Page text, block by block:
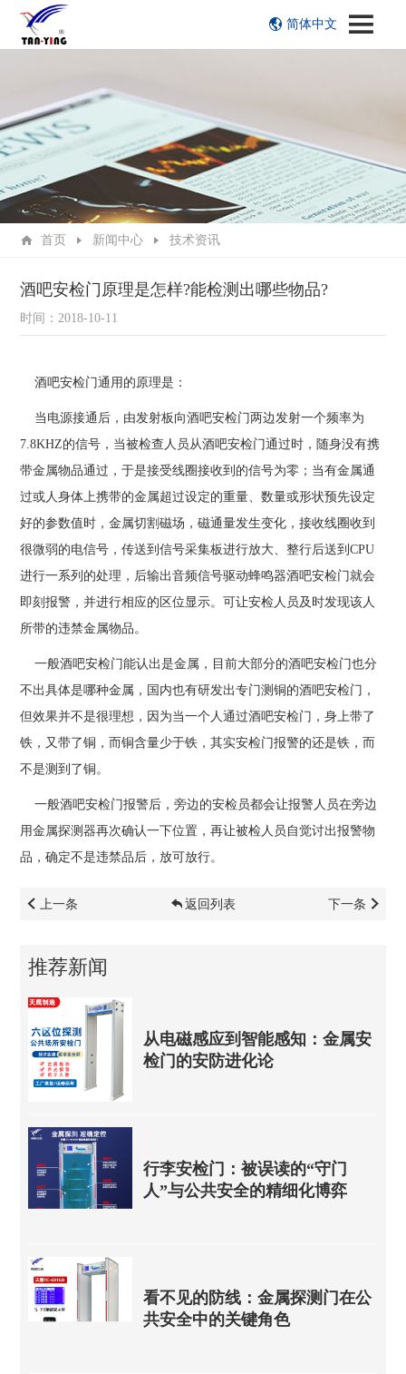
简体中文
首页 新闻中心 技术资讯
酒吧安检门原理是怎样?能检测出哪些物品?
时间：2018-10-11
酒吧安检门通用的原理是：
当电源接通后，由发射板向酒吧安检门两边发射一个频率为
7.8KHZ的信号，当被检查人员从酒吧安检门通过时，随身没有携
带金属物品通过，于是接受线圈接收到的信号为零；当有金属通
过或人身体上携带的金属超过设定的重量、数量或形状预先设定
好的参数值时，金属切割磁场，磁通量发生变化，接收线圈收到
很微弱的电信号，传送到信号采集板进行放大、整行后送到CPU
进行一系列的处理，后输出音频信号驱动蜂鸣器酒吧安检门就会
即刻报警，并进行相应的区位显示。可让安检人员及时发现该人
所带的违禁金属物品。
一般酒吧安检门能认出是金属，目前大部分的酒吧安检门也分
不出具体是哪种金属，国内也有研发出专门测铜的酒吧安检门，
但效果并不是很理想，因为当一个人通过酒吧安检门，身上带了
铁，又带了铜，而铜含量少于铁，其实安检门报警的还是铁，而
不是测到了铜。
一般酒吧安检门报警后，旁边的安检员都会让报警人员在旁边
用金属探测器再次确认一下位置，再让被检人员自觉讨出报警物
品，确定不是违禁品后，放可放行。
上一条 返回列表 下一条
推荐新闻
从电磁感应到智能感知：金属安
检门的安防进化论
行李安检门：被误读的“守门
人”与公共安全的精细化博弈
看不见的防线：金属探测门在公
共安全中的关键角色